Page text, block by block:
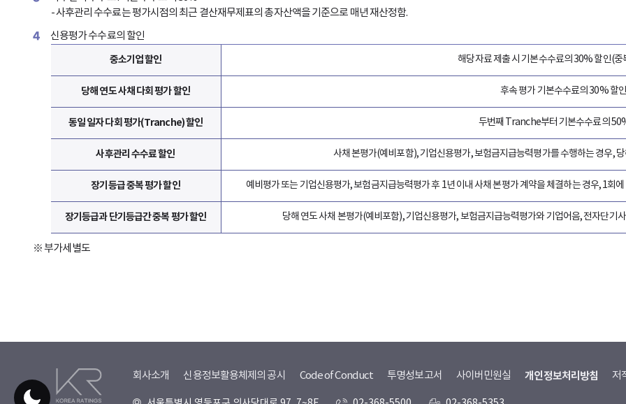
- 사후관리 수수료는 평가시점의 최근 결산재무제표의 총자산액을 기준으로 매년 재산정함.
4
신용평가 수수료의 할인
중소기업 할인
해당자료 제출 시 기본수수료의 30% 할인(중
당해 연도 사채 다회 평가 할인 후속 평가 기본수수료의 30% 할인
동일 일자 다회 평가(Tranche) 할인 두번째 Tranche부터 기본수수료의
사후관리 수수료 할인 사채 본평가(예비포함), 기업신용평가, 보험금지급능력평가를 수행하는 경우,
장기등급 중복 평가 할인 예비평가 또는 기업신용평가, 보험금지급능력평가 후 1년 이내 사채 본평가 계약을 체결하는 경우, 1회
장기등급과 단기등급간 중복 평가 할인 당해 연도 사채 본평가(예비포함), 기업신용평가, 보험금지급능력평가와 기업어음, 전자단기
※ 부가세별도
회사소개 신용정보활용체제의 공시 Code of Conduct 투명성보고서 사이버민원실 개인정보처리방침 저